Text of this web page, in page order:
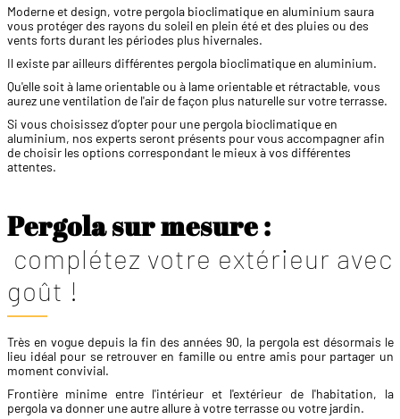
Moderne et design, votre pergola bioclimatique en aluminium saura
vous protéger des rayons du soleil en plein été et des pluies ou des
vents forts durant les périodes plus hivernales.
Il existe par ailleurs différentes pergola bioclimatique en aluminium.
Qu'elle soit à lame orientable ou à lame orientable et rétractable, vous
aurez une ventilation de l'air de façon plus naturelle sur votre terrasse.
Si vous choisissez d’opter pour une pergola bioclimatique en
aluminium, nos experts seront présents pour vous accompagner afin
de choisir les options correspondant le mieux à vos différentes
attentes.
Pergola sur mesure :
complétez votre extérieur avec
goût !
Très en vogue depuis la fin des années 90, la pergola est désormais le
lieu idéal pour se retrouver en famille ou entre amis pour partager un
moment convivial.
Frontière minime entre l'intérieur et l'extérieur de l'habitation, la
pergola va donner une autre allure à votre terrasse ou votre jardin.